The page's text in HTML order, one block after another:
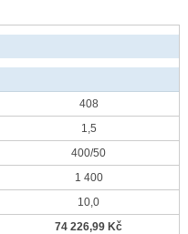
408
1,5
400/50
1 400
10,0
74 226,99 Kč